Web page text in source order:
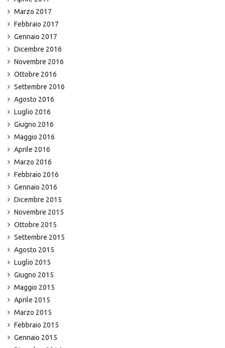
Marzo 2017
Febbraio 2017
Gennaio 2017
Dicembre 2016
Novembre 2016
Ottobre 2016
Settembre 2016
Agosto 2016
Luglio 2016
Giugno 2016
Maggio 2016
Aprile 2016
Marzo 2016
Febbraio 2016
Gennaio 2016
Dicembre 2015
Novembre 2015
Ottobre 2015
Settembre 2015
Agosto 2015
Luglio 2015
Giugno 2015
Maggio 2015
Aprile 2015
Marzo 2015
Febbraio 2015
Gennaio 2015